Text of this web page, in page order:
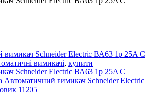
вимикач Schneider Electric ВА63 1р 25A C
вимикачі, купити
Schneider Electric ВА63 1р 25A C
Автоматичний вимикач Schneider Electric
11205